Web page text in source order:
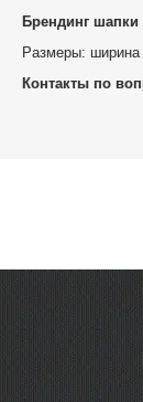
Брендинг шапки
Размеры: ширина
Контакты по